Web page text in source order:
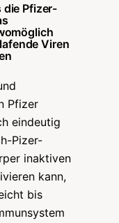
die Pfizer-
Viren
Pfizer
eindeutig
Pizer-
inaktiven
kann,
bis